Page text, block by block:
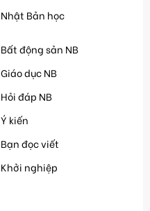
Nhật Bản học
Bất động sản NB
Giáo dục NB
Hỏi đáp NB
Ý kiến
Bạn đọc viết
Khởi nghiệp